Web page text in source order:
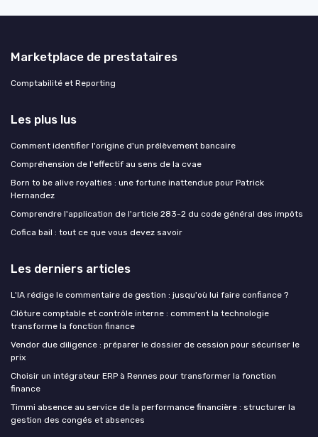
Marketplace de prestataires
Comptabilité et Reporting
Les plus lus
Comment identifier l'origine d'un prélèvement bancaire
Compréhension de l'effectif au sens de la cvae
Born to be alive royalties : une fortune inattendue pour Patrick
Hernandez
Comprendre l'application de l'article 283-2 du code général des impôts
Cofica bail : tout ce que vous devez savoir
Les derniers articles
L'IA rédige le commentaire de gestion : jusqu'où lui faire confiance ?
Clôture comptable et contrôle interne : comment la technologie
transforme la fonction finance
Vendor due diligence : préparer le dossier de cession pour sécuriser le
prix
Choisir un intégrateur ERP à Rennes pour transformer la fonction
finance
Timmi absence au service de la performance financière : structurer la
gestion des congés et absences